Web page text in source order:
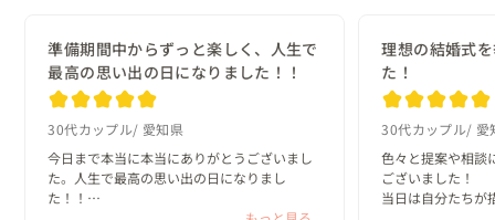
準備期間中からずっと楽しく、人生で
最高の思い出の日になりました！！
30代カップル 愛知県
今日まで本当に本当にありがとうございまし
た。人生で最高の思い出の日になりまし
た！！
理想の結婚式
た！
30代カップル 愛
色々と提案や相談
ございました！
当日は自分たちが